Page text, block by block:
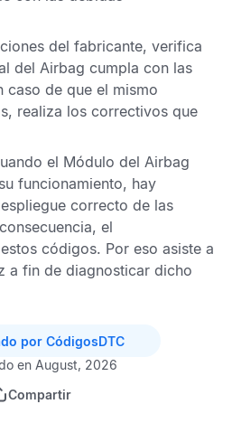
del fabricante, verifica
del Airbag cumpla con las
caso de que el mismo
realiza los correctivos que
el Módulo del Airbag
funcionamiento, hay
correcto de las
el
códigos. Por eso asiste a
a fin de diagnosticar dicho
por CódigosDTC
en August, 2026
Compartir